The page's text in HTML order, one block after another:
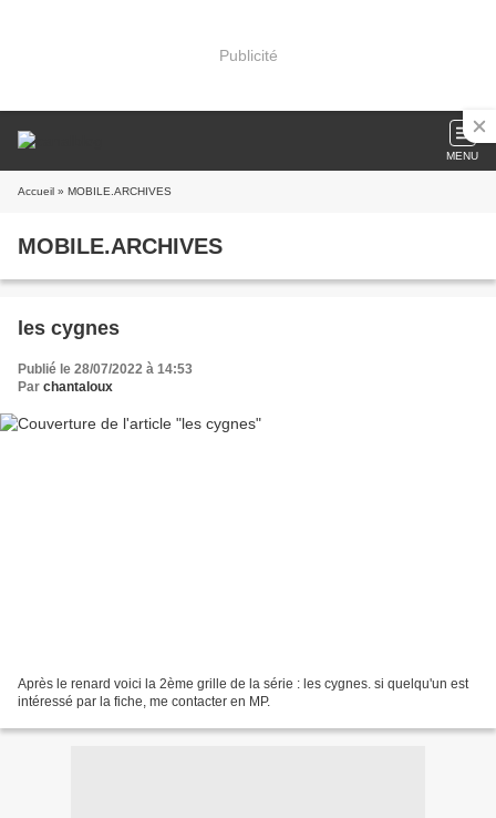
Publicité
MENU
Accueil » MOBILE.ARCHIVES
MOBILE.ARCHIVES
les cygnes
Publié le 28/07/2022 à 14:53
Par chantaloux
Après le renard voici la 2ème grille de la série : les cygnes. si quelqu'un est
intéressé par la fiche, me contacter en MP.